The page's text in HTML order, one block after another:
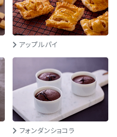
アップルパイ
フォンダンショコラ